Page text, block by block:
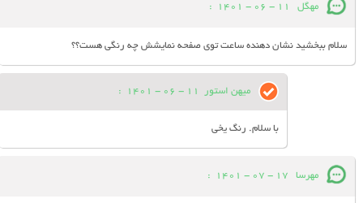
مهگل 11 - 06 - 1401
:
سلام ببخشید نشان دهنده ساعت توی صفحه نمایشش چه رنگی هست؟؟
میهن استور 11 - 06 - 1401
:
با سلام. رنگ یخی
مهرسا 17 - 07 - 1401
: